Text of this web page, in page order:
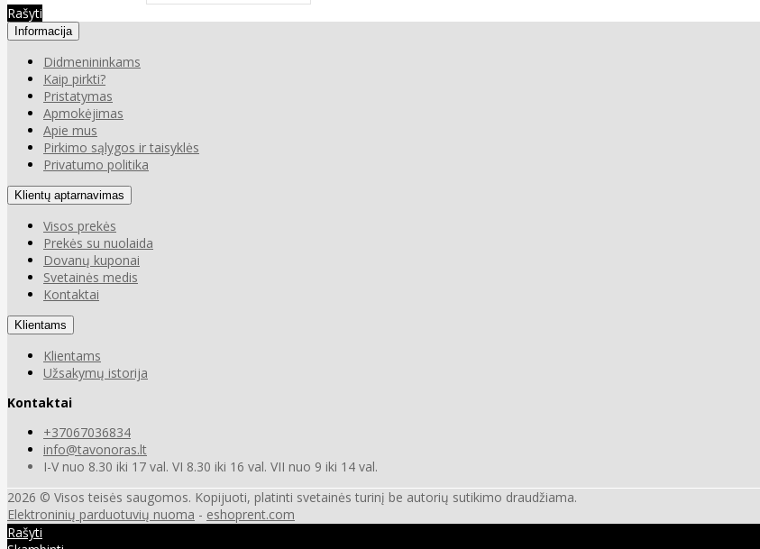
Rašyti
Informacija
Didmenininkams
Kaip pirkti?
Pristatymas
Apmokėjimas
Apie mus
Pirkimo sąlygos ir taisyklės
Privatumo politika
Klientų aptarnavimas
Visos prekės
Prekės su nuolaida
Dovanų kuponai
Svetainės medis
Kontaktai
Klientams
Klientams
Užsakymų istorija
Kontaktai
+37067036834
info@tavonoras.lt
I-V nuo 8.30 iki 17 val. VI 8.30 iki 16 val. VII nuo 9 iki 14 val.
2026 © Visos teisės saugomos. Kopijuoti, platinti svetainės turinį be autorių sutikimo draudžiama.
Elektroninių parduotuvių nuoma - eshoprent.com
Rašyti